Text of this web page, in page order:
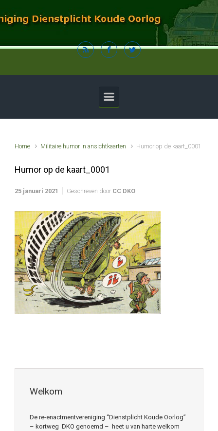
Home Militaire humor in ansichtkaarten Humor op de kaart_0001
Humor op de kaart_0001
25 januari 2021 Geschreven door CC DKO
Welkom
De re-enactmentvereniging “Dienstplicht Koude Oorlog”
– kortweg DKO genoemd – heet u van harte welkom